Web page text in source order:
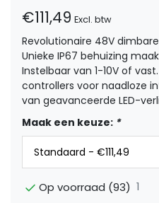
€111,49 Excl. btw
Revolutionaire 48V
Unieke IP67 behuizing
Instelbaar van 1-10V of
controllers voor naadloze
van geavanceerde LED-
Maak een keuze: *
Op voorraad (93) 1